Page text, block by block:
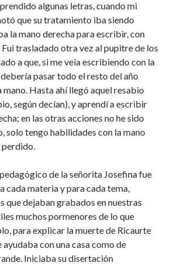
YepesenRETORNELOS
enRETORNELOS
enUNA RODADA DE PEPE LUIS
enDON ALFONSO RODRÍGUEZ CANO
enDON ALFONSO RODRÍGUEZ CANO
algunas letras, cuando mi
que su tratamiento iba siendo
la mano derecha para escribir, con
trasladado otra vez al pupitre de los
a que, si me veía escribiendo con la
pasar todo el resto del año
mano. Hasta ahí llegó aquel resabio
según decían), y aprendí a escribir
en las otras acciones no he sido
solo tengo habilidades con la mano
perdido.
de la señorita Josefina fue
cada materia y para cada tema,
que dejaban grabados en nuestras
muchos pormenores de lo que
para explicar la muerte de Ricaurte
ayudaba con una casa como de
Iniciaba su disertación